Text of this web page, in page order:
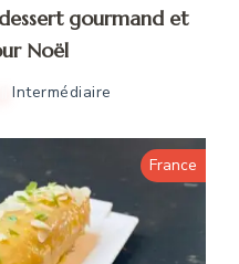
gourmand et
Noël
Intermédiaire
France